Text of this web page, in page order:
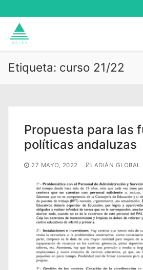
al
contenido
Quiénes somos
Delegaciones
Etiqueta: curso 21/22
Propuesta para las
políticas andaluzas
27 MAYO, 2022 ADIÁN GLOBAL